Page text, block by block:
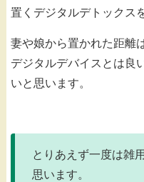
置くデジタルデトックス
妻や娘から置かれた距離
デジタルデバイスとは良
いと思います。
とりあえず一度は雑
思います。